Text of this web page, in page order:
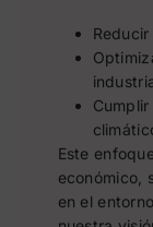
Este
económico,
en el